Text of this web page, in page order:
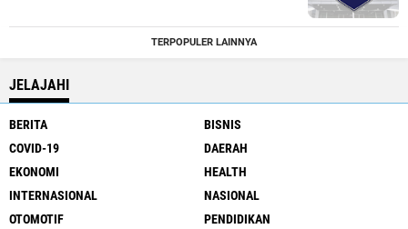
TERPOPULER LAINNYA
JELAJAHI
BERITA
BISNIS
COVID-19
DAERAH
EKONOMI
HEALTH
INTERNASIONAL
NASIONAL
OTOMOTIF
PENDIDIKAN